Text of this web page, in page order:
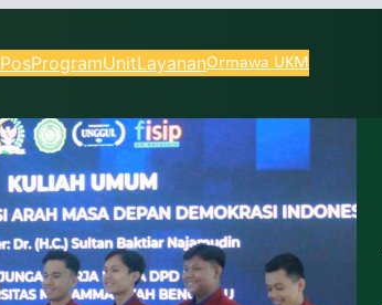
PosProgramUnitLayananOrmawa UKM